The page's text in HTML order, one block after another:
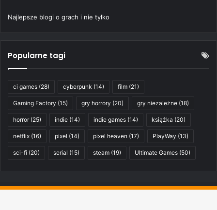
Najlepsze blogi o grach i nie tylko
Popularne tagi
ci games (28) cyberpunk (14) film (21)
Gaming Factory (15) gry horrory (20) gry niezależne (18)
horror(25) indie (14) indie games (14) książka (20)
netflix (16) pixel (14) pixel heaven (17) PlayWay (13)
sci-fi (20) serial (15) steam (19) Ultimate Games (50)